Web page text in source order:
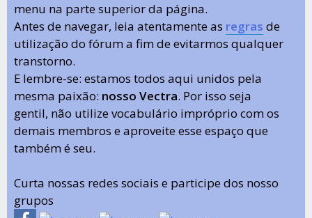
menu na parte superior da página.
Antes de navegar, leia atentamente as regras de
utilização do fórum a fim de evitarmos qualquer
transtorno.
E lembre-se: estamos todos aqui unidos pela
mesma paixão: nosso Vectra. Por isso seja
gentil, não utilize vocabulário impróprio com os
demais membros e aproveite esse espaço que
também é seu.
Curta nossas redes sociais e participe dos nosso
grupos